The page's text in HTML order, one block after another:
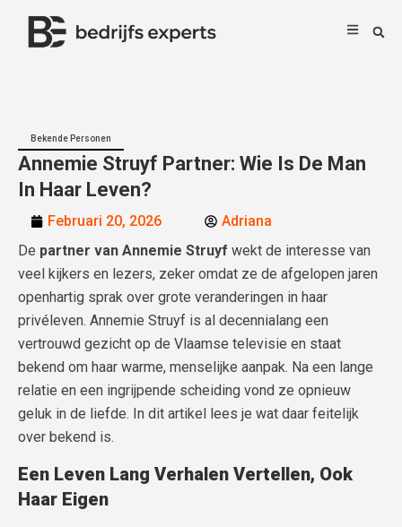
Bekende Personen
Annemie Struyf Partner: Wie Is De Man
In Haar Leven?
Februari 20, 2026
Adriana
De partner van Annemie Struyf wekt de interesse van
veel kijkers en lezers, zeker omdat ze de afgelopen jaren
openhartig sprak over grote veranderingen in haar
privéleven. Annemie Struyf is al decennialang een
vertrouwd gezicht op de Vlaamse televisie en staat
bekend om haar warme, menselijke aanpak. Na een lange
relatie en een ingrijpende scheiding vond ze opnieuw
geluk in de liefde. In dit artikel lees je wat daar feitelijk
over bekend is.
Een Leven Lang Verhalen Vertellen, Ook
Haar Eigen